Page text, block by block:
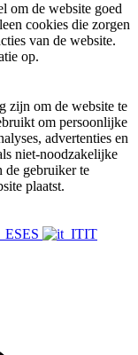
om de website goed
cookies die zorgen
van de website.
op.
zijn om de website te
om persoonlijke
advertenties en
niet-noodzakelijke
de gebruiker te
plaatst.
ES
IT